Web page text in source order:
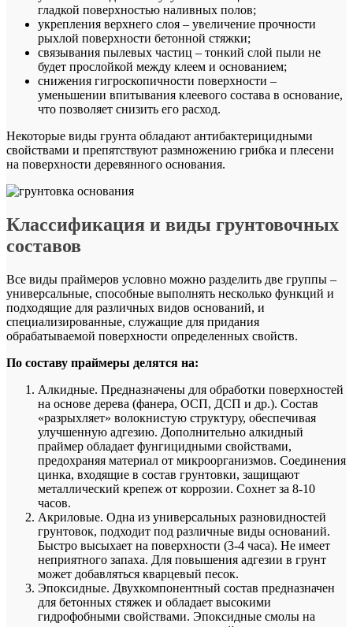
гладкой поверхностью наливных полов;
укрепления верхнего слоя – увеличение прочности
рыхлой поверхности бетонной стяжки;
связывания пылевых частиц – тонкий слой пыли не
будет прослойкой между клеем и основанием;
снижения гигроскопичности поверхности –
уменьшении впитывания клеевого состава в основание,
что позволяет снизить его расход.
Некоторые виды грунта обладают антибактерицидными
свойствами и препятствуют размножению грибка и плесени
на поверхности деревянного основания.
Классификация и виды грунтовочных
составов
Все виды праймеров условно можно разделить две группы –
универсальные, способные выполнять несколько функций и
подходящие для различных видов оснований, и
специализированные, служащие для придания
обрабатываемой поверхности определенных свойств.
По составу праймеры делятся на:
Алкидные. Предназначены для обработки поверхностей
на основе дерева (фанера, ОСП, ДСП и др.). Состав
«разрыхляет» волокнистую структуру, обеспечивая
улучшенную адгезию. Дополнительно алкидный
праймер обладает фунгицидными свойствами,
предохраняя материал от микроорганизмов. Соединения
цинка, входящие в состав грунтовки, защищают
металлический крепеж от коррозии. Сохнет за 8-10
часов.
Акриловые. Одна из универсальных разновидностей
грунтовок, подходит под различные виды оснований.
Быстро высыхает на поверхности (3-4 часа). Не имеет
неприятного запаха. Для повышения адгезии в грунт
может добавляться кварцевый песок.
Эпоксидные. Двухкомпонентный состав предназначен
для бетонных стяжек и обладает высокими
гидрофобными свойствами. Эпоксидные смолы на